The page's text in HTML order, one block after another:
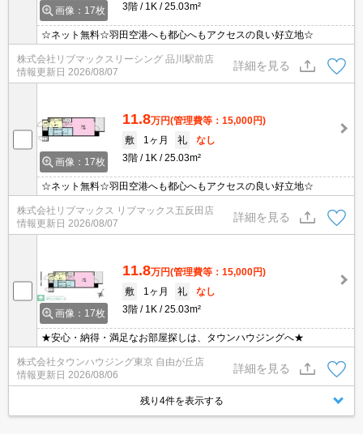
画像：17枚
3階
1K 25.03m²
☆ネット無料☆羽田空港へも都心へもアクセスの良い好立地☆
株式会社リブマックスリーシング 品川駅前店
情報更新日 2026/08/07
詳細を見る
画像：17枚
11.8万円(管理費等：15,000円)
敷
1ヶ月 礼
なし
3階
1K 25.03m²
☆ネット無料☆羽田空港へも都心へもアクセスの良い好立地☆
株式会社リブマックス リブマックス五反田店
情報更新日 2026/08/07
詳細を見る
画像：17枚
11.8万円(管理費等：15,000円)
敷
1ヶ月 礼
なし
3階
1K 25.03m²
★安心・納得・満足なお部屋探しは、タウンハウジングへ★
株式会社タウンハウジング東京 自由が丘店
情報更新日 2026/08/06
詳細を見る
残り4件を表示する